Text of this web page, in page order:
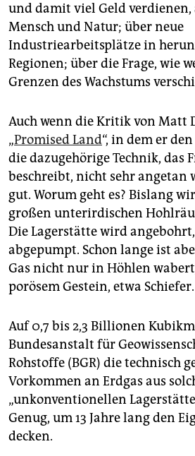
und damit viel Geld verdienen,
Mensch und Natur; über neue
Industriearbeitsplätze in
Regionen; über die Frage, wie
Grenzen des Wachstums
Auch wenn die Kritik von Matt
„Promised Land“, in dem er
die dazugehörige Technik, das
beschreibt, nicht sehr angetan
gut. Worum geht es? Bislang
großen unterirdischen
Die Lagerstätte wird
abgepumpt. Schon lange ist
Gas nicht nur in Höhlen
porösem Gestein, etwa Schiefer.
Auf 0,7 bis 2,3 Billionen
Bundesanstalt für
Rohstoffe (BGR) die technisch
Vorkommen an Erdgas aus
„unkonventionellen
Genug, um 13 Jahre lang den
decken.